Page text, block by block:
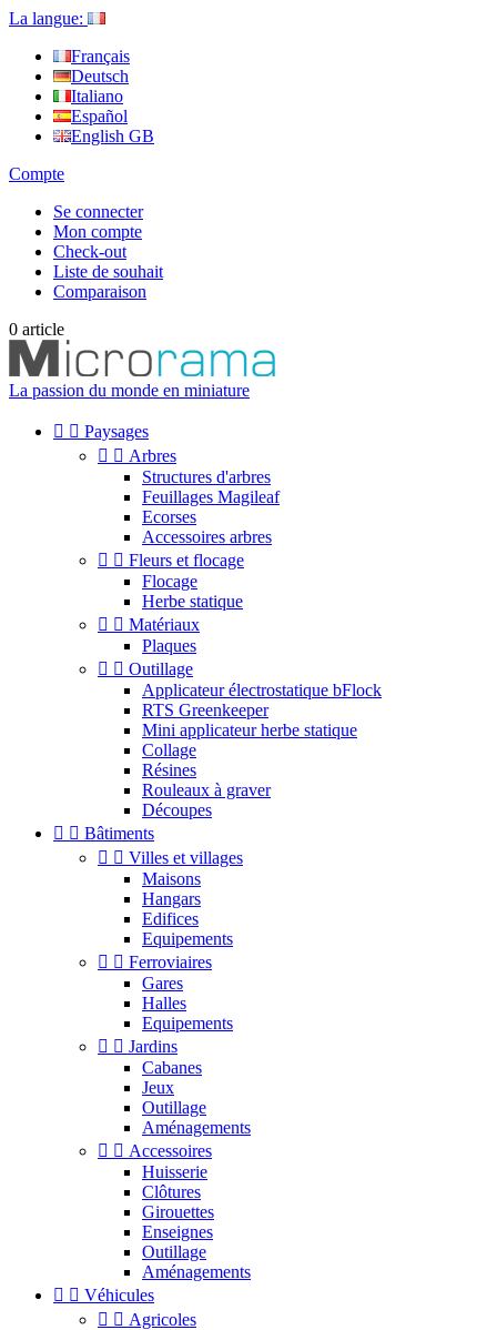
La langue:
Français
Deutsch
Italiano
Español
English GB
Compte
Se connecter
Mon compte
Check-out
Liste de souhait
Comparaison
0 article
La passion du monde en miniature
  Paysages
  Arbres
Structures d'arbres
Feuillages Magileaf
Ecorses
Accessoires arbres
  Fleurs et flocage
Flocage
Herbe statique
  Matériaux
Plaques
  Outillage
Applicateur électrostatique bFlock
RTS Greenkeeper
Mini applicateur herbe statique
Collage
Résines
Rouleaux à graver
Découpes
  Bâtiments
  Villes et villages
Maisons
Hangars
Edifices
Equipements
  Ferroviaires
Gares
Halles
Equipements
  Jardins
Cabanes
Jeux
Outillage
Aménagements
  Accessoires
Huisserie
Clôtures
Girouettes
Enseignes
Outillage
Aménagements
  Véhicules
  Agricoles